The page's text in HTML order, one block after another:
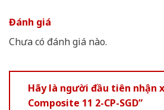
Đánh giá
Chưa có đánh giá nào.
Hãy là người đầu tiên nhận
Composite 11 2-CP-SGD”